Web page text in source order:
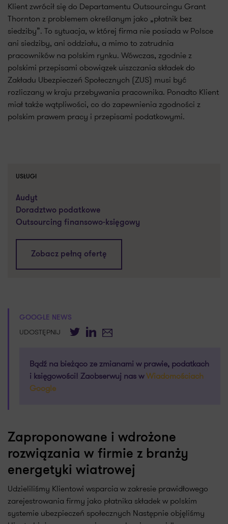
Klient zwrócił się do Departamentu Outsourcingu Grant
Thornton z problemem określanym jako „płatnik bez
siedziby”. To sytuacja, w której firma nie posiada w Polsce
ani siedziby, ani oddziału, a mimo to zatrudnia
pracowników na polskim rynku. Wówczas, zgodnie z
polskimi przepisami obowiązek uiszczania składek do
Zakładu Ubezpieczeń Społecznych (ZUS) musi być
rozliczany w kraju przebywania pracownika. Ponadto Klient
miał także wątpliwości, co do zapewnienia zgodności z
polskim prawem pracy i przepisami podatkowymi.
USŁUGI
Audyt
Doradztwo podatkowe
Outsourcing finansowo-księgowy
Zobacz pełną ofertę
GOOGLE NEWS
UDOSTĘPNIJ TwitterLinkedIn
E-mail
Bądź na bieżąco ze zmianami w prawie, podatkach
i księgowości! Zaobserwuj nas wWiadomościach
Google
Zaproponowane i wdrożone
rozwiązania w firmie z branży
energetyki wiatrowej
Udzieliliśmy Klientowi wsparcia w zakresie prawidłowego
zarejestrowania firmy jako płatnika składek w polskim
systemie ubezpieczeń społecznych Następnie objęliśmy